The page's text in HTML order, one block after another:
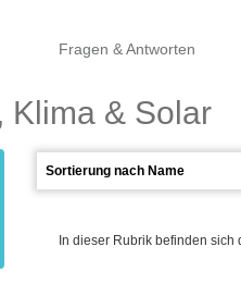
Fragen & Antworten
Klima & Solar
In dieser Rubrik befinden